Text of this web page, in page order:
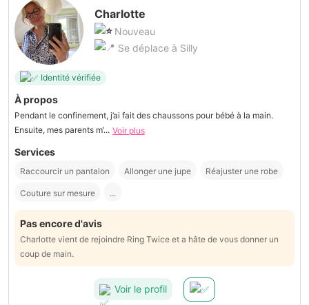
Charlotte
Nouveau
Se déplace à Silly
Identité vérifiée
À propos
Pendant le confinement, j’ai fait des chaussons pour bébé à la main.
Ensuite, mes parents m’... Voir plus
Services
Raccourcir un pantalon Allonger une jupe Réajuster une robe
Couture sur mesure ...
Pas encore d'avis
Charlotte vient de rejoindre Ring Twice et a hâte de vous donner un
coup de main.
Voir le profil